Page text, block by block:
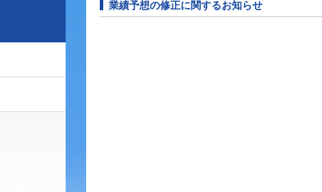
業績予想の修正に関するお知らせ